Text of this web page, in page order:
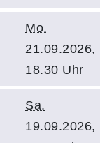
Mo.
21.09.2026,
18.30 Uhr
Sa.
19.09.2026,